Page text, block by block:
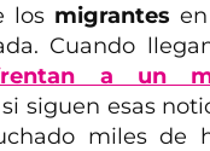
los migrantes en
Cuando
a un
siguen esas
miles de